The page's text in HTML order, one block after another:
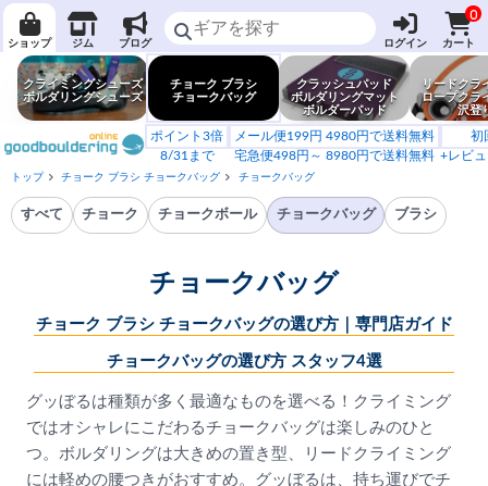
ショップ ジム ブログ ログイン
0
カート
クライミングシューズ
ボルダリングシューズ
チョーク ブラシ
チョークバッグ
クラッシュパッド
ボルダリングマット
ボルダーパッド
リードクラ
ロープクラ
沢登
ポイント3倍
8/31まで
メール便199円 4980円で送料無料
宅急便498円～ 8980円で送料無料
初
+レビ
トップ チョーク ブラシ チョークバッグ チョークバッグ
すべて チョーク チョークボール チョークバッグ ブラシ
チョークバッグ
チョーク ブラシ チョークバッグの選び方｜専門店ガイド
チョークバッグの選び方 スタッフ4選
グッぼるは種類が多く最適なものを選べる！クライミング
ではオシャレにこだわるチョークバッグは楽しみのひと
つ。ボルダリングは大きめの置き型、リードクライミング
には軽めの腰つきがおすすめ。グッぼるは、持ち運びでチ